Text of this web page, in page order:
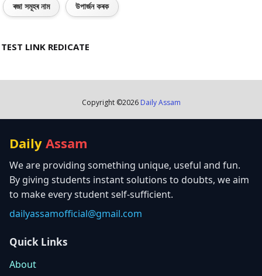
ৰজা সমূহৰ নাম উপাৰ্জন কৰক
TEST LINK REDICATE
Copyright ©2026 Daily Assam
Daily Assam
We are providing something unique, useful and fun.
By giving students instant solutions to doubts, we aim
to make every student self-sufficient.
dailyassamofficial@gmail.com
Quick Links
About